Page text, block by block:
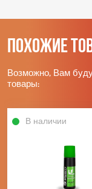
Похожие
Возможно, Вам
товары:
В наличии